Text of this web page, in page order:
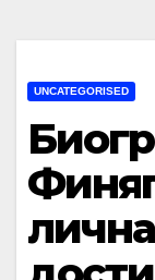
UNCATEGORISED